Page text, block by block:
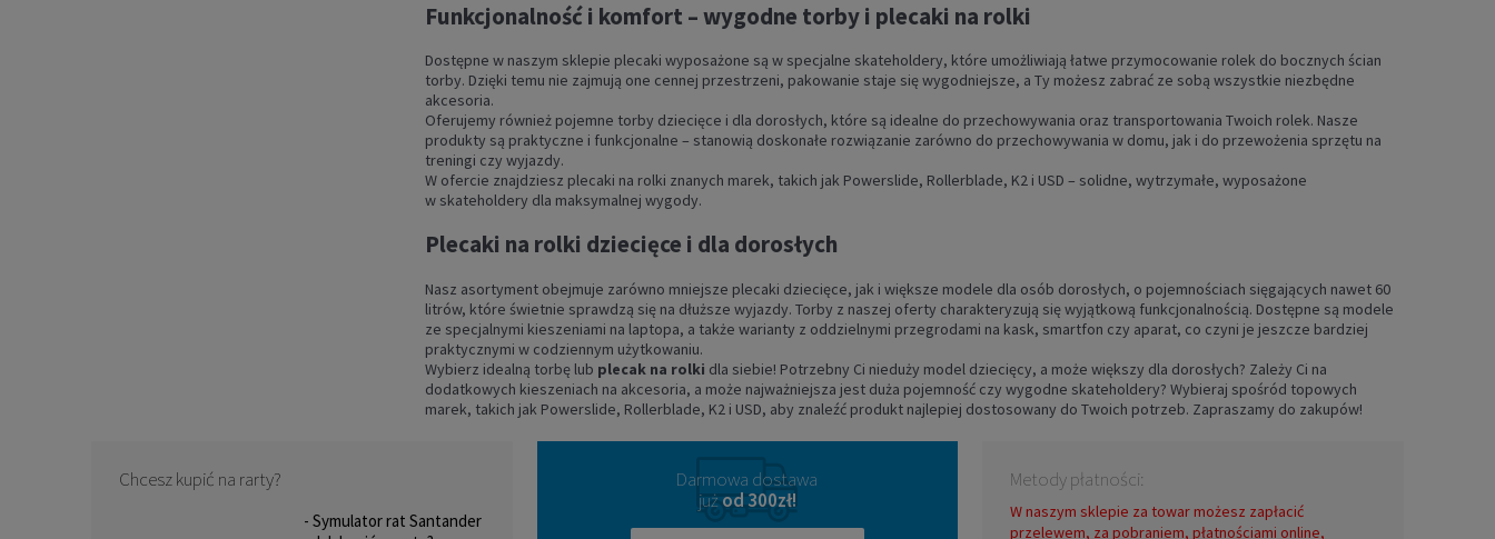
Plecak na rolki Powerslide
DO KOSZYKA
Funkcjonalność i komfort – wygodne torby i plecaki na rolki
Dostępne w naszym sklepie plecaki wyposażone są w specjalne skateholdery, które umożliwiają łatwe przymocowanie rolek do bocznych ścian
torby. Dzięki temu nie zajmują one cennej przestrzeni, pakowanie staje się wygodniejsze, a Ty możesz zabrać ze sobą wszystkie niezbędne
akcesoria.
Oferujemy również pojemne torby dziecięce i dla dorosłych, które są idealne do przechowywania oraz transportowania Twoich rolek. Nasze
produkty są praktyczne i funkcjonalne – stanowią doskonałe rozwiązanie zarówno do przechowywania w domu, jak i do przewożenia sprzętu na
treningi czy wyjazdy.
W ofercie znajdziesz plecaki na rolki znanych marek, takich jak Powerslide, Rollerblade, K2 i USD – solidne, wytrzymałe, wyposażone
w skateholdery dla maksymalnej wygody.
Plecaki na rolki dziecięce i dla dorosłych
Nasz asortyment obejmuje zarówno mniejsze plecaki dziecięce, jak i większe modele dla osób dorosłych, o pojemnościach sięgających nawet 60
litrów, które świetnie sprawdzą się na dłuższe wyjazdy. Torby z naszej oferty charakteryzują się wyjątkową funkcjonalnością. Dostępne są modele
ze specjalnymi kieszeniami na laptopa, a także warianty z oddzielnymi przegrodami na kask, smartfon czy aparat, co czyni je jeszcze bardziej
praktycznymi w codziennym użytkowaniu.
Wybierz idealną torbę lub plecak na rolki dla siebie! Potrzebny Ci nieduży model dziecięcy, a może większy dla dorosłych? Zależy Ci na
dodatkowych kieszeniach na akcesoria, a może najważniejsza jest duża pojemność czy wygodne skateholdery? Wybieraj spośród topowych
marek, takich jak Powerslide, Rollerblade, K2 i USD, aby znaleźć produkt najlepiej dostosowany do Twoich potrzeb. Zapraszamy do zakupów!
Chcesz kupić na rarty?
- Symulator rat Santander
Darmowa dostawa
już od 300zł!
Metody płatności:
W naszym sklepie za towar możesz zapłacić
przelewem, za pobraniem, płatnościami online,